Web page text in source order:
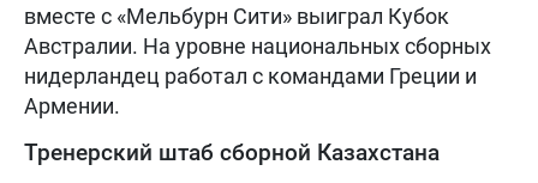
вместе с «Мельбурн Сити» выиграл Кубок
Австралии. На уровне национальных сборных
нидерландец работал с командами Греции и
Армении.
Тренерский штаб сборной Казахстана